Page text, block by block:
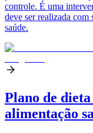
controle. É uma
deve ser realizada com
saúde.
Plano de
alimentação